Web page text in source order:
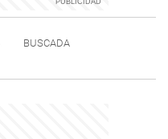
BUSCADA